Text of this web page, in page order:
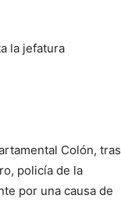
la jefatura
Colón, tras
policía de la
por una causa de